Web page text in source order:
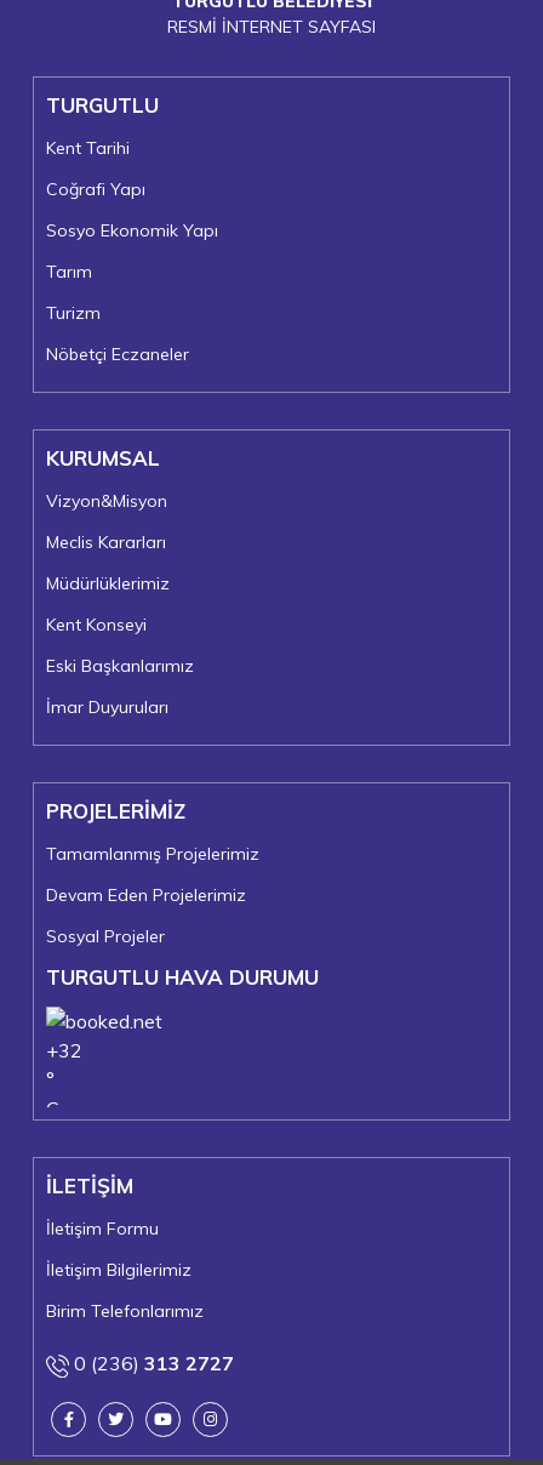
RESMİ İNTERNET SAYFASI
TURGUTLU
Kent Tarihi
Coğrafi Yapı
Sosyo Ekonomik Yapı
Tarım
Turizm
Nöbetçi Eczaneler
KURUMSAL
Vizyon&Misyon
Meclis Kararları
Müdürlüklerimiz
Kent Konseyi
Eski Başkanlarımız
İmar Duyuruları
PROJELERİMİZ
Tamamlanmış Projelerimiz
Devam Eden Projelerimiz
Sosyal Projeler
TURGUTLU HAVA DURUMU
+32
°
C
Turgutlu
Cuma, 07
İLETİŞİM
İletişim Formu
İletişim Bilgilerimiz
Birim Telefonlarımız
0 (236) 313 2727